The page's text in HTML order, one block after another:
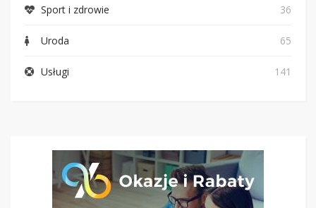
Sport i zdrowie 36
Uroda 65
Usługi 141